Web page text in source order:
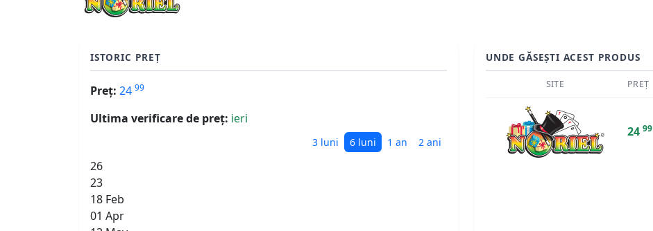
ISTORIC PREȚ
Preț: 24 99
Ultima verificare de preț: ieri
3 luni 6 luni 1 an 2 ani
26
23
18 Feb
01 Apr
UNDE GĂSEȘTI ACEST PRODUS
SITE PREȚ
24 99